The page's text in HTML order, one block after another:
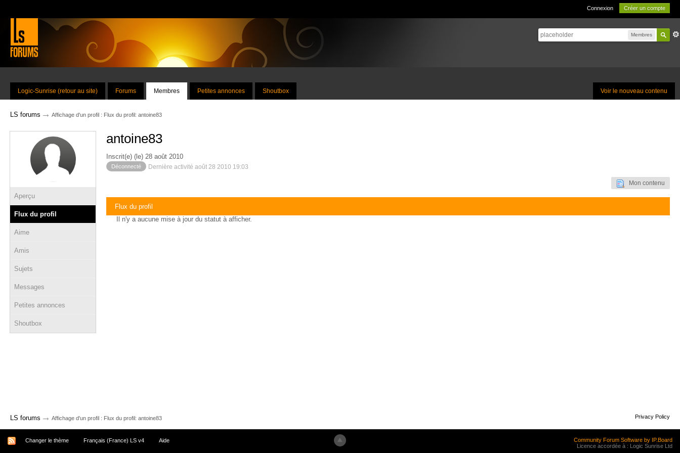
Connexion Créer un compte
Membres
Voir le nouveau contenu
Logic-Sunrise (retour au site) Forums Membres Petites annonces Shoutbox
LS forums → Affichage d'un profil : Flux du profil: antoine83
Aperçu
Flux du profil
Aime
Amis
Sujets
Messages
Petites annonces
Shoutbox
antoine83
Inscrit(e) (le) 28 août 2010
Déconnecté Dernière activité août 28 2010 19:03
Mon contenu
Flux du profil
Il n'y a aucune mise à jour du statut à afficher.
LS forums → Affichage d'un profil : Flux du profil: antoine83 Privacy Policy
Changer le thème Français (France) LS v4 Aide
Community Forum Software by IP.Board
Licence accordée à : Logic Sunrise Ltd